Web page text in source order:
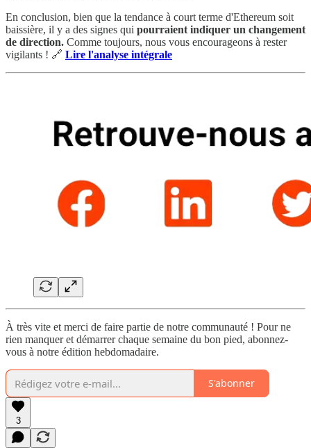
En conclusion, bien que la tendance à court terme d'Ethereum soit
baissière, il y a des signes qui pourraient indiquer un changement
de direction. Comme toujours, nous vous encourageons à rester
vigilants ! 🔗 Lire l'analyse intégrale
À très vite et merci de faire partie de notre communauté ! Pour ne
rien manquer et démarrer chaque semaine du bon pied, abonnez-
vous à notre édition hebdomadaire.
S'abonner
3